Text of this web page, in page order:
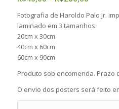
de
preço:
Fotografia de Haroldo Palo Jr.
laminado em 3 tamanhos:
20cm x 30cm
40cm x 60cm
60cm x 90cm
Produto sob encomenda. Prazo
O envio dos posters será feito